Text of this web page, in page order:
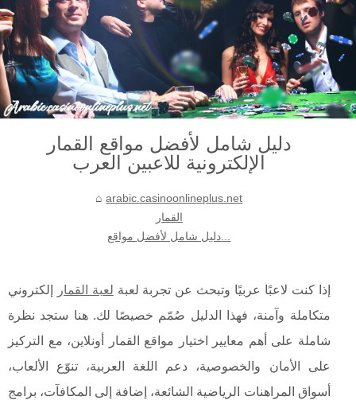
دليل شامل لأفضل مواقع القمار
الإلكترونية للاعبين العرب
arabic.casinoonlineplus.net
القمار
دليل شامل لأفضل مواقع...
إذا كنت لاعبًا عربيًا وتبحث عن تجربة لعبة لعبة القمار
إلكتروني
متكاملة وآمنة، فهذا الدليل صُمّم خصيصًا لك. هنا ستجد نظرة
شاملة على أهم معايير اختيار مواقع القمار أونلاين، مع التركيز
على الأمان والخصوصية، دعم اللغة العربية، تنوّع الألعاب،
أسواق المراهنات الرياضية الشائعة، إضافة إلى المكافآت، برامج